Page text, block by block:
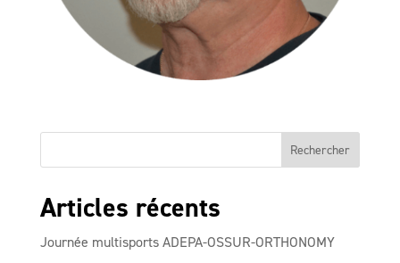
Articles récents
Journée multisports ADEPA-OSSUR-ORTHONOMY